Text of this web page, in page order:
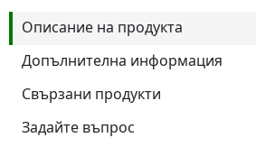
Описание на продукта
Допълнителна информация
Свързани продукти
Задайте въпрос